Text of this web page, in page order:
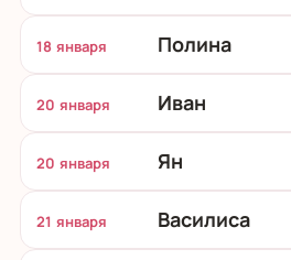
18 января Полина
20 января Иван
20 января Ян
21 января Василиса